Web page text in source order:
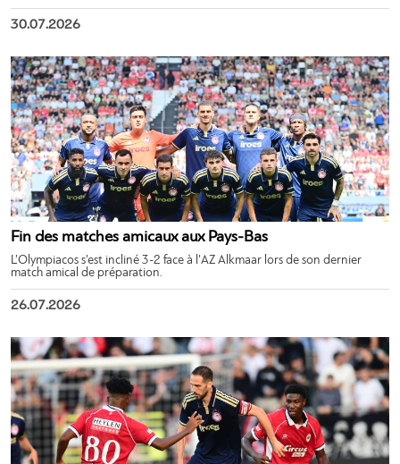
30.07.2026
Fin des matches amicaux aux Pays-Bas
L’Olympiacos s’est incliné 3-2 face à l’AZ Alkmaar lors de son dernier
match amical de préparation.
26.07.2026